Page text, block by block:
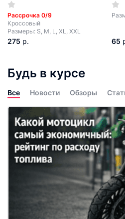
Рассрочка 0/9
Кроссовый
Размеры: S, M, L, XL, XXL
275 р. 65
Будь в курсе
Все Новости Обзоры